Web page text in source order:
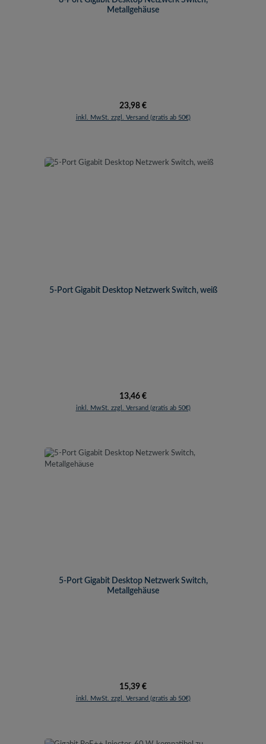
Metallgehäuse
Regulärer Preis:
23,98 €
inkl. MwSt. zzgl. Versand (gratis ab 50€)
5-Port Gigabit Desktop Netzwerk Switch, weiß
Regulärer Preis:
13,46 €
inkl. MwSt. zzgl. Versand (gratis ab 50€)
5-Port Gigabit Desktop Netzwerk Switch,
Metallgehäuse
Regulärer Preis:
15,39 €
inkl. MwSt. zzgl. Versand (gratis ab 50€)